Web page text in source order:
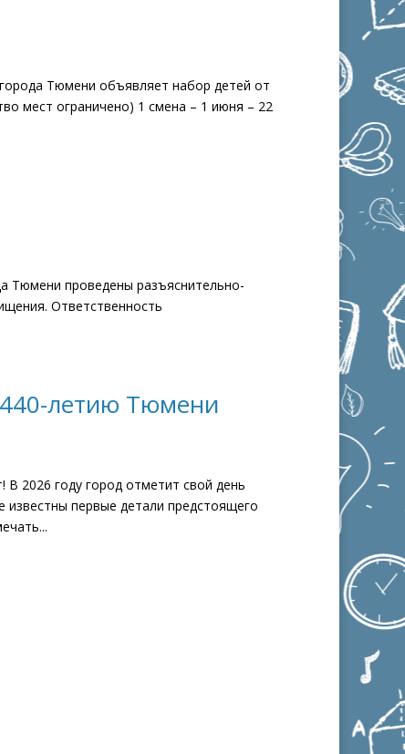
Тюмени объявляет набор детей от
ограничено) 1 смена – 1 июня – 22
Тюмени проведены разъяснительно-
Ответственность
летию Тюмени
2026 году город отметит свой день
первые детали предстоящего